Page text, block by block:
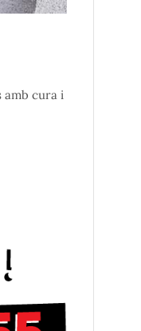
amb cura i